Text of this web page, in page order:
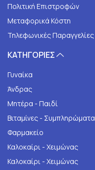
Πολιτική Επιστροφών
Μεταφορικά Κόστη
Τηλεφωνικές Παραγγελίες
ΚΑΤΗΓΟΡΙΕΣ
Γυναίκα
Άνδρας
Μητέρα - Παιδί
Βιταμίνες - Συμπληρώματα
Φαρμακείο
Καλοκαίρι - Χειμώνας
Καλοκαίρι - Χειμώνας